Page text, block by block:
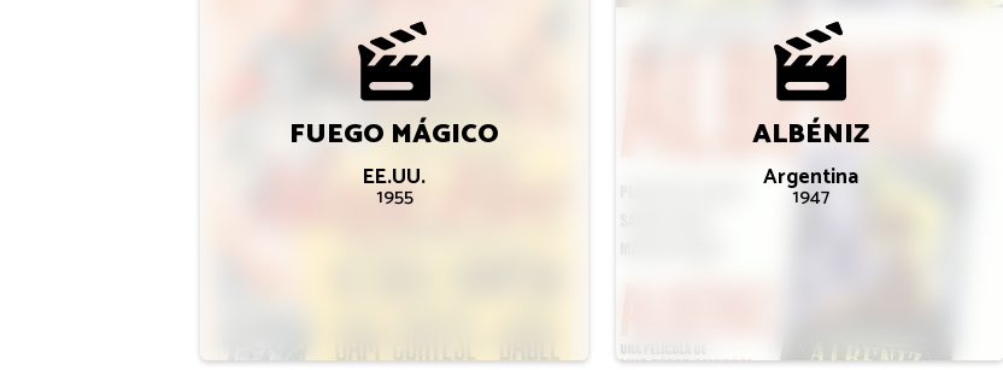
FUEGO MÁGICO
EE.UU.
1955
ALBÉNIZ
Argentina
1947